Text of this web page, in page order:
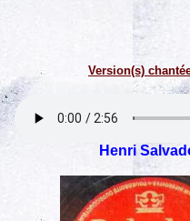
Version(s)
Henri